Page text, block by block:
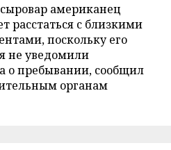
американец
расстаться с близкими
поскольку его
не уведомили
о пребывании, сообщил
органам